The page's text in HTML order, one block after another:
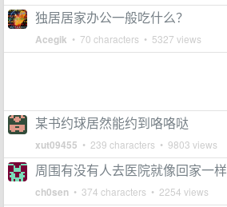
独居居家办公一般吃什么？
Acegik • 70 characters • 5327 views
某书约球居然能约到咯咯哒
xut09455 • 239 characters • 9803 views
周围有没有人去医院就像回家一样
ch0sen • 374 characters • 2254 views